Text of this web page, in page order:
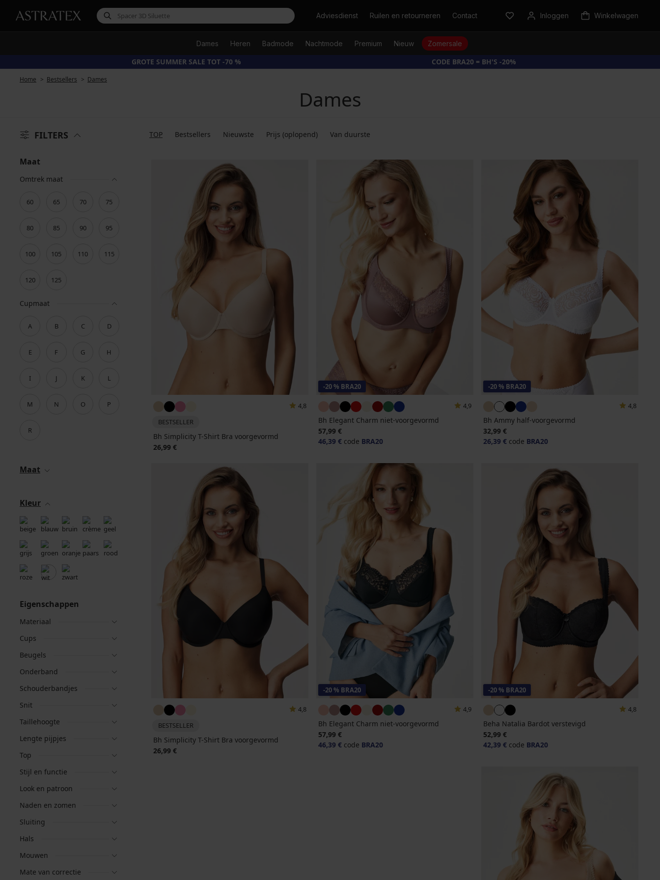
ZoekenAdviesdienst Ruilen en retourneren Contact Inloggen Winkelwagen
Dames Heren Badmode Nachtmode Premium Nieuw Zomersale
GROTE SUMMER SALE TOT -70 % CODE BRA20 = BH'S -20%
Home Bestsellers Dames
Dames
FILTERS TOP Bestsellers Nieuwste Prijs (oplopend) Van duurste
Maat
Omtrek maat
60 65 70 75
80 85 90 95
100 105 110 115
120 125
Cupmaat
A B C D
E F G H
I J K L
M N O P
R
Maat
Kleur
Eigenschappen
Materiaal
Cups
Beugels
Onderband
Schouderbandjes
Snit
Taillehoogte
Lengte pijpjes
Top
Stijl en functie
Look en patroon
Naden en zomen
Sluiting
Hals
Mouwen
Mate van correctie
4,8
BESTSELLER
Bh Simplicity T-Shirt Bra voorgevormd
26,99 €
-20 % BRA20
4,9
Bh Elegant Charm niet-voorgevormd
57,99 €
46,39 €code BRA20
-20 % BRA20
4,8
Bh Ammy half-voorgevormd
32,99 €
26,39 €code BRA20
4,8
BESTSELLER
Bh Simplicity T-Shirt Bra voorgevormd
26,99 €
-20 % BRA20
4,9
Bh Elegant Charm niet-voorgevormd
57,99 €
46,39 €code BRA20
-20 % BRA20
4,8
Beha Natalia Bardot verstevigd
52,99 €
42,39 €code BRA20